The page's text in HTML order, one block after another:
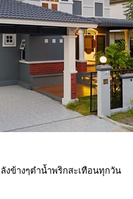
ข้างๆตำน้ำพริกสะเทือนทุกวัน